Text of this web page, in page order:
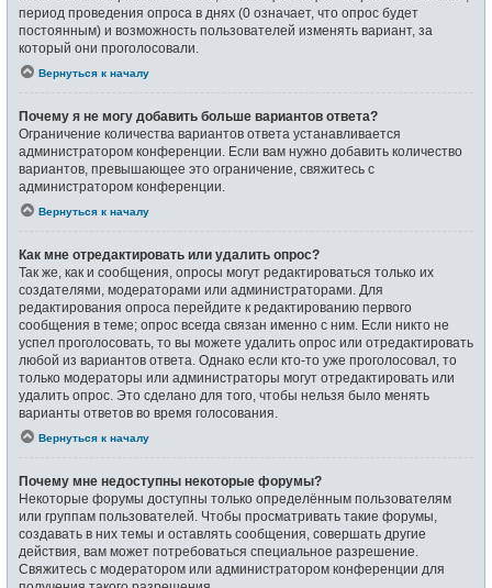
период проведения опроса в днях (0 означает, что опрос будет
постоянным) и возможность пользователей изменять вариант, за
который они проголосовали.
Вернуться к началу
Почему я не могу добавить больше вариантов ответа?
Ограничение количества вариантов ответа устанавливается
администратором конференции. Если вам нужно добавить количество
вариантов, превышающее это ограничение, свяжитесь с
администратором конференции.
Вернуться к началу
Как мне отредактировать или удалить опрос?
Так же, как и сообщения, опросы могут редактироваться только их
создателями, модераторами или администраторами. Для
редактирования опроса перейдите к редактированию первого
сообщения в теме; опрос всегда связан именно с ним. Если никто не
успел проголосовать, то вы можете удалить опрос или отредактировать
любой из вариантов ответа. Однако если кто-то уже проголосовал, то
только модераторы или администраторы могут отредактировать или
удалить опрос. Это сделано для того, чтобы нельзя было менять
варианты ответов во время голосования.
Вернуться к началу
Почему мне недоступны некоторые форумы?
Некоторые форумы доступны только определённым пользователям
или группам пользователей. Чтобы просматривать такие форумы,
создавать в них темы и оставлять сообщения, совершать другие
действия, вам может потребоваться специальное разрешение.
Свяжитесь с модератором или администратором конференции для